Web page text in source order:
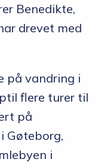
Benedikte,
drevet med
på vandring i
flere turer til
på
Gøteborg,
i